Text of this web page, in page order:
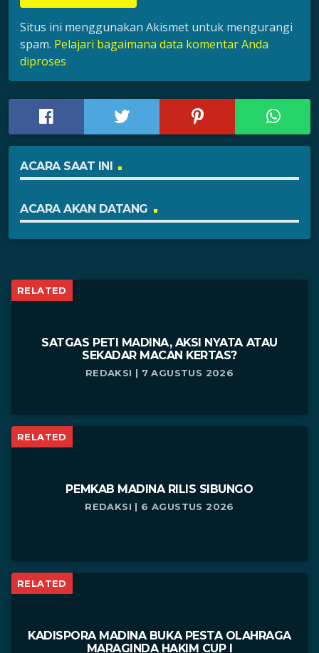
Situs ini menggunakan Akismet untuk mengurangi
spam. Pelajari bagaimana data komentar Anda
diproses
ACARA SAAT INI
ACARA AKAN DATANG
RELATED
SATGAS PETI MADINA, AKSI NYATA ATAU
SEKADAR MACAN KERTAS?
REDAKSI | 7 AGUSTUS 2026
RELATED
PEMKAB MADINA RILIS SIBUNGO
REDAKSI | 6 AGUSTUS 2026
RELATED
KADISPORA MADINA BUKA PESTA OLAHRAGA
MARAGINDA HAKIM CUP I